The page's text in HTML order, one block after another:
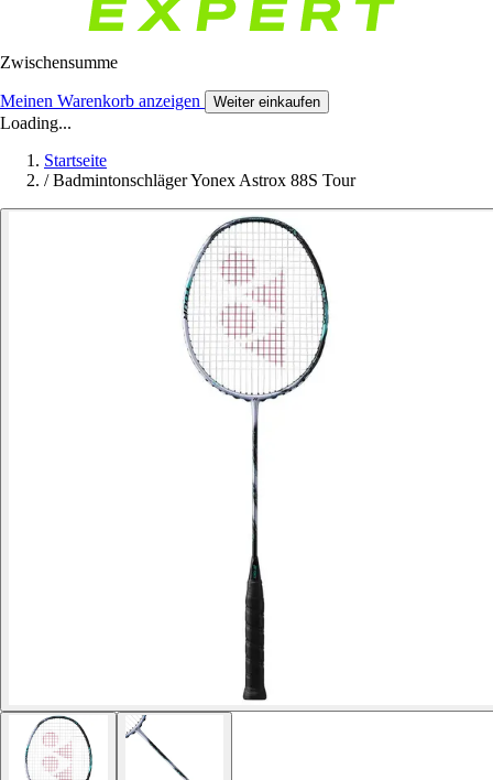
Zwischensumme
Meinen Warenkorb anzeigen Weiter einkaufen
Loading...
Startseite
/ Badmintonschläger Yonex Astrox 88S Tour